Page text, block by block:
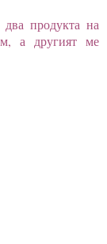
продукта на
а другият ме